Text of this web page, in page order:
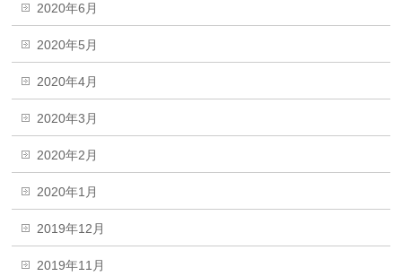
2020年6月
2020年5月
2020年4月
2020年3月
2020年2月
2020年1月
2019年12月
2019年11月